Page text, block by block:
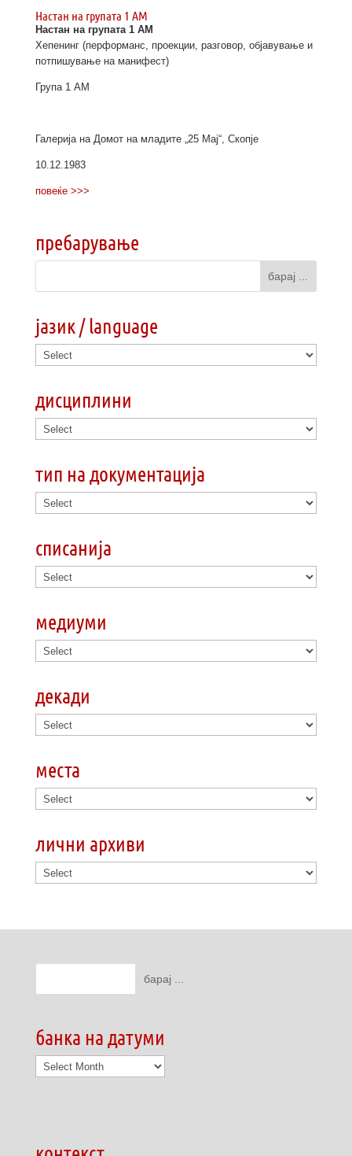
Настан на групата 1 АМ
Настан на групата 1 АМ
Хепенинг (перформанс, проекции, разговор, објавување и
потпишување на манифест)
Група 1 АМ
Галерија на Домот на младите „25 Мај“, Скопје
10.12.1983
повеќе >>>
пребарување
јазик / language
дисциплини
тип на документација
списанија
медиуми
декади
места
лични архиви
банка на датуми
банка
на